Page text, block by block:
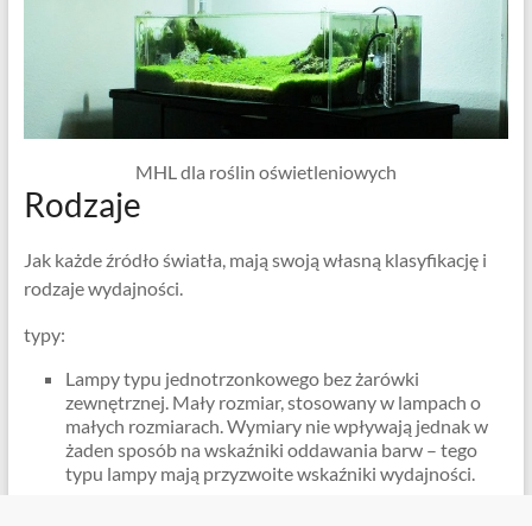
MHL dla roślin oświetleniowych
Rodzaje
Jak każde źródło światła, mają swoją własną klasyfikację i
rodzaje wydajności.
typy:
Lampy typu jednotrzonkowego bez żarówki
zewnętrznej. Mały rozmiar, stosowany w lampach o
małych rozmiarach. Wymiary nie wpływają jednak w
żaden sposób na wskaźniki oddawania barw – tego
typu lampy mają przyzwoite wskaźniki wydajności.